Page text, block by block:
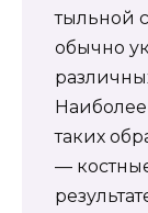
тыльной
обычно
таких
—